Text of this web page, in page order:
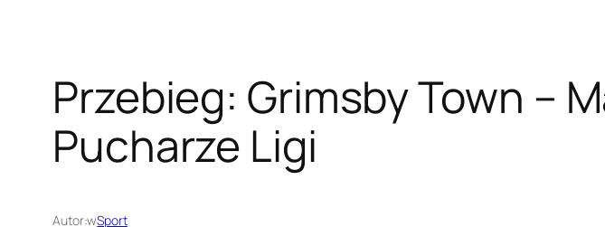
Przebieg: Grimsby Town –
Pucharze Ligi
Autor:wSport